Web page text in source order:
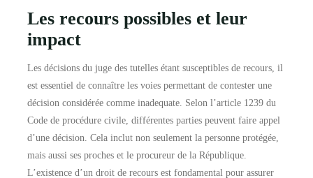
Les recours possibles et leur
impact
Les décisions du juge des tutelles étant susceptibles de recours, il
est essentiel de connaître les voies permettant de contester une
décision considérée comme inadequate. Selon l’article 1239 du
Code de procédure civile, différentes parties peuvent faire appel
d’une décision. Cela inclut non seulement la personne protégée,
mais aussi ses proches et le procureur de la République.
L’existence d’un droit de recours est fondamental pour assurer